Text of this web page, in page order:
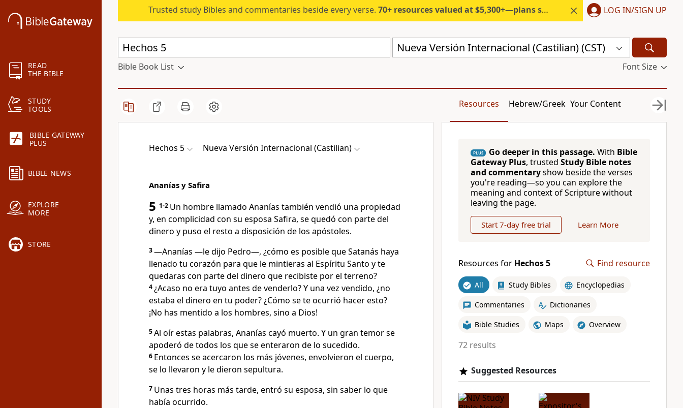
READ
THE BIBLE
STUDY
TOOLS
BIBLE GATEWAY
PLUS
BIBLE NEWS
EXPLORE
MORE
STORE
Trusted study Bibles and commentaries beside every verse. 70+ resources valued at $5,300+—plans start under $6/month. LOG IN/SIGN UP
Nueva Versión Internacional (Castilian) (CST)
Bible Book List Font Size
Resources Hebrew/Greek Your Content
Hechos 5 Nueva Versión Internacional (Castilian)
Ananías y Safira
5 1-2 Un hombre llamado Ananías también vendió una propiedad
y, en complicidad con su esposa Safira, se quedó con parte del
dinero y puso el resto a disposición de los apóstoles.
3―Ananías —le dijo Pedro—, ¿cómo es posible que Satanás haya
llenado tu corazón para que le mintieras al Espíritu Santo y te
quedaras con parte del dinero que recibiste por el terreno?
4¿Acaso no era tuyo antes de venderlo? Y una vez vendido, ¿no
estaba el dinero en tu poder? ¿Cómo se te ocurrió hacer esto?
¡No has mentido a los hombres, sino a Dios!
5Al oír estas palabras, Ananías cayó muerto. Y un gran temor se
apoderó de todos los que se enteraron de lo sucedido.
6 Entonces se acercaron los más jóvenes, envolvieron el cuerpo,
se lo llevaron y le dieron sepultura.
7 Unas tres horas más tarde, entró su esposa, sin saber lo que
había ocurrido.
PLUS Go deeper in this passage. With Bible
Gateway Plus, trusted Study Bible notes
and commentaryshow beside the verses
you're reading—so you can explore the
meaning and context of Scripture without
leaving the page.
Start 7-day free trial Learn More
Resources for Hechos 5 Find resource
All Study Bibles Encyclopedias
Commentaries Dictionaries
Bible Studies Maps Overview
72 results
Suggested Resources